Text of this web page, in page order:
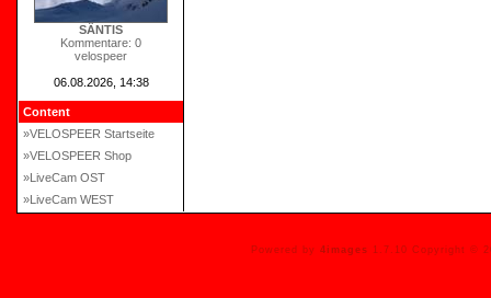
SÄNTIS
Kommentare: 0
velospeer
06.08.2026, 14:38
Content
»VELOSPEER Startseite
»VELOSPEER Shop
»LiveCam OST
»LiveCam WEST
Powered by 4images 1.7.10 Copyright ©